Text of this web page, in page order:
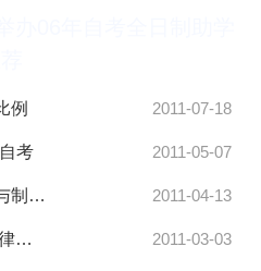
例 2011-07-18
考 2011-05-07
天津自学考试开考模具设计与制造专业-自考 2011-04-13
天津2009年自考动画运动规律考试大纲-自考 2011-03-03